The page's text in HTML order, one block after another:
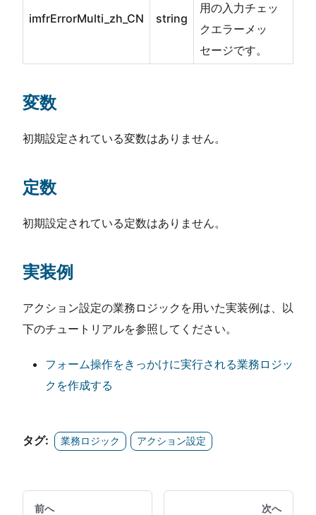
imfrErrorMulti_zh_CN string
用の入力チェッ
クエラーメッ
セージです。
変数
初期設定されている変数はありません。
定数
初期設定されている定数はありません。
実装例
アクション設定の業務ロジックを用いた実装例は、以
下のチュートリアルを参照してください。
フォーム操作をきっかけに実行される業務ロジッ
クを作成する
タグ: 業務ロジック アクション設定
前へ 次へ